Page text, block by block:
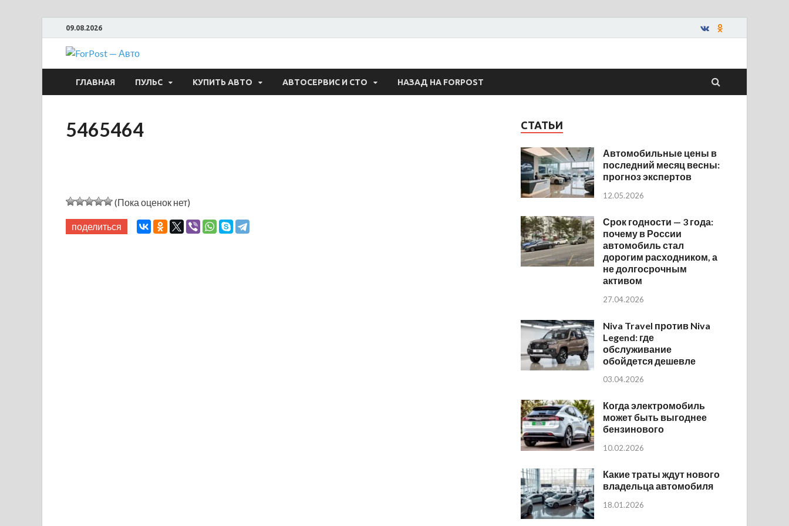
09.08.2026
ForPost — Авто
ГЛАВНАЯ ПУЛЬС КУПИТЬ АВТО АВТОСЕРВИС И СТО НАЗАД НА FORPOST
5465464
(Пока оценок нет)
поделиться
СТАТЬИ
Автомобильные цены в
последний месяц весны:
прогноз экспертов
12.05.2026
Срок годности — 3 года:
почему в России
автомобиль стал
дорогим расходником, а
не долгосрочным
активом
27.04.2026
Niva Travel против Niva
Legend: где
обслуживание
обойдется дешевле
03.04.2026
Когда электромобиль
может быть выгоднее
бензинового
10.02.2026
Какие траты ждут нового
владельца автомобиля
18.01.2026